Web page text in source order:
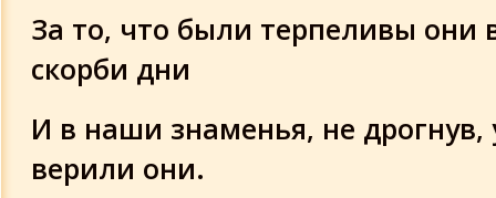
За то, что были терпеливы они
скорби дни
И в наши знаменья, не дрогнув,
верили они.